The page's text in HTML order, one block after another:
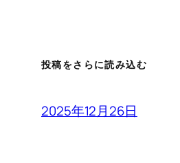
投稿をさらに読み込む
2025年12月26日